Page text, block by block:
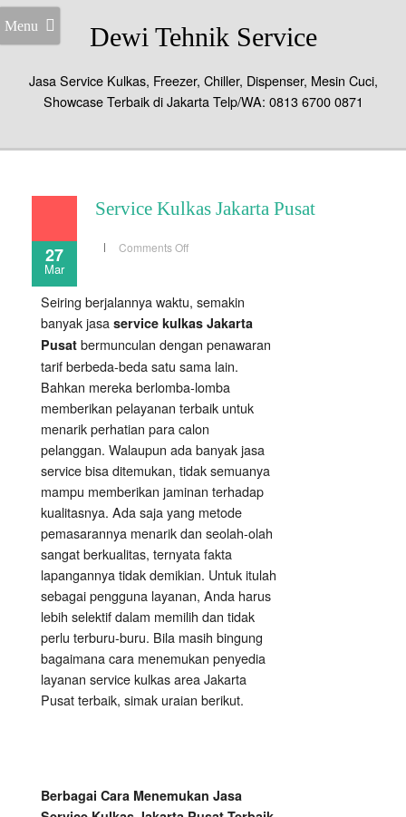
Menu Dewi Tehnik Service
Jasa Service Kulkas, Freezer, Chiller, Dispenser, Mesin Cuci,
Showcase Terbaik di Jakarta Telp/WA: 0813 6700 0871
27
Mar
Service Kulkas Jakarta Pusat
Comments Offon
Seiring berjalannya waktu, semakin
banyak jasa service kulkas Jakarta
Pusat bermunculan dengan penawaran
tarif berbeda-beda satu sama lain.
Bahkan mereka berlomba-lomba
memberikan pelayanan terbaik untuk
menarik perhatian para calon
pelanggan. Walaupun ada banyak jasa
service bisa ditemukan, tidak semuanya
mampu memberikan jaminan terhadap
kualitasnya. Ada saja yang metode
pemasarannya menarik dan seolah-olah
sangat berkualitas, ternyata fakta
lapangannya tidak demikian. Untuk itulah
sebagai pengguna layanan, Anda harus
lebih selektif dalam memilih dan tidak
perlu terburu-buru. Bila masih bingung
bagaimana cara menemukan penyedia
layanan service kulkas area Jakarta
Pusat terbaik, simak uraian berikut.
Berbagai Cara Menemukan Jasa